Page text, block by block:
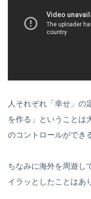
人それぞれ「幸せ」の
を作る」ということは
のコントロールができ
ちなみに海外を周遊し
イラッとしたことはあ